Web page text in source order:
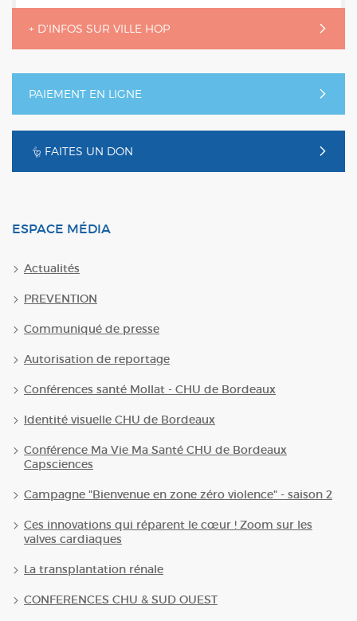
+ D'INFOS SUR VILLE HOP
PAIEMENT EN LIGNE
FAITES UN DON
ESPACE MÉDIA
Actualités
PREVENTION
Communiqué de presse
Autorisation de reportage
Conférences santé Mollat - CHU de Bordeaux
Identité visuelle CHU de Bordeaux
Conférence Ma Vie Ma Santé CHU de Bordeaux
Capsciences
Campagne "Bienvenue en zone zéro violence" - saison 2
Ces innovations qui réparent le cœur ! Zoom sur les
valves cardiaques
La transplantation rénale
CONFERENCES CHU & SUD OUEST